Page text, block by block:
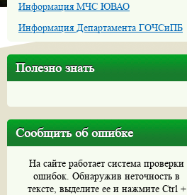
Информация МЧС ЮВАО
Информация Департамента ГОЧСиПБ
Полезно знать
Сообщить об ошибке
На сайте работает система проверки
ошибок. Обнаружив неточность в
тексте, выделите ее и нажмите Ctrl +